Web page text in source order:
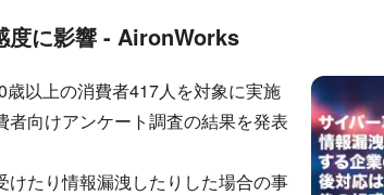
度に影響 - AironWorks
以上の消費者417人を対象に実施
向けアンケート調査の結果を発表
たり情報漏洩したりした場合の事